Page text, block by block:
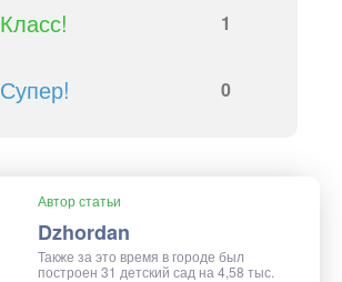
Класс! 1
Супер! 0
Автор статьи
Dzhordan
Также за это время в городе был
построен 31 детский сад на 4,58 тыс.